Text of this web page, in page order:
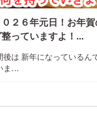
２６年元日！お年
っていますよ！...
後は 新年になっているん
ま…